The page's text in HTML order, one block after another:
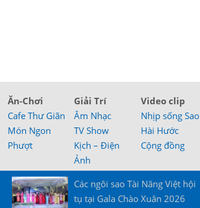
Ăn-Chơi
Cafe Thư Giãn
Món Ngon
Phượt
Giải Trí
Âm Nhạc
TV Show
Kịch – Điện
Ảnh
Video clip
Nhịp sống Sao
Hài Hước
Cộng đồng
Các ngôi sao Tài Năng Việt hội
tụ tại Gala Chào Xuân 2026